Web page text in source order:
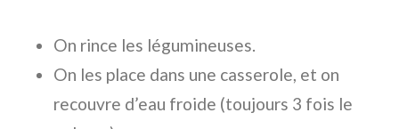
On rince les légumineuses.
On les place dans une casserole, et on
recouvre d’eau froide (toujours 3 fois le